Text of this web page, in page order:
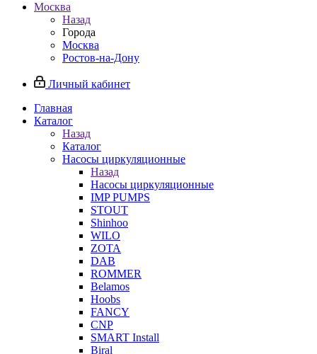
Москва
Назад
Города
Москва
Ростов-на-Дону
Личный кабинет
Главная
Каталог
Назад
Каталог
Насосы циркуляционные
Назад
Насосы циркуляционные
IMP PUMPS
STOUT
Shinhoo
WILO
ZOTA
DAB
ROMMER
Belamos
Hoobs
FANCY
CNP
SMART Install
Biral